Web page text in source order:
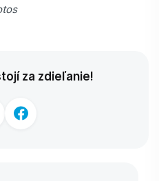
za zdieľanie!